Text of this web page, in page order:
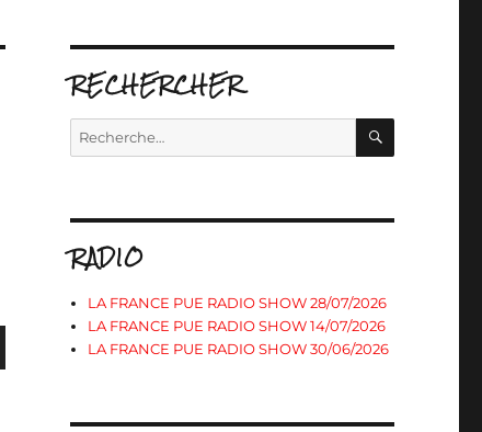
RECHERCHER
Recherche
RADIO
LA FRANCE PUE RADIO SHOW 28/07/2026
LA FRANCE PUE RADIO SHOW 14/07/2026
LA FRANCE PUE RADIO SHOW 30/06/2026